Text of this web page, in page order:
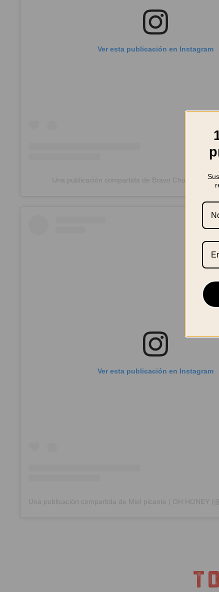
Ver esta publicación en Instagram
Una publicación compartida de Bravo Chorizos
Ver esta publicación en Instagram